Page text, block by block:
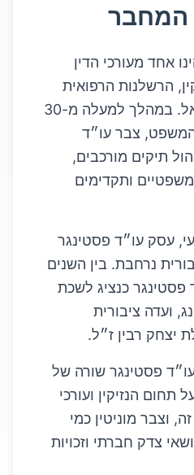
המחבר
אחד מעורכי הדין
הרשלנות הרפואית
והביטוח במדינת ישראל. במהלך למעלה מ-30
המשפט, צבר עו״ד
תיקים מורכבים,
משפטיים ותקדימים
עסק עו״ד פסטינגר
נרחבת. בין השנים
עו״ד פסטינגר כנציג לשכת
ועדה ציבורית
יצחק רבין ז״ל.
פסטינגר שורה של
תחום הנזיקין ועורכי
וצבר מוניטין כמי
צדק חברתי וזכויות